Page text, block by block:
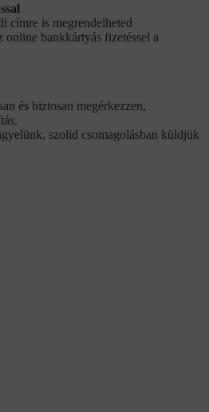
címre is megrendelheted
online bankkártyás fizetéssel a
és biztosan megérkezzen,
szolid csomagolásban küldjük